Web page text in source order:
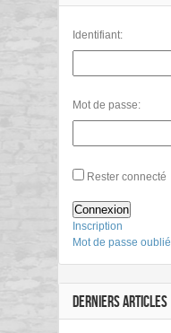
Identifiant:
Mot de passe:
Rester connecté
Connexion
Inscription
Mot de passe oublié
DERNIERS ARTICLES